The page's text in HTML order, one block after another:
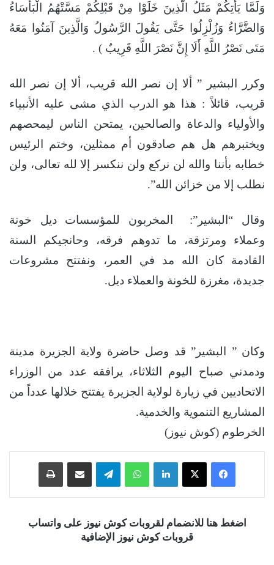
وَلَمَّا يَأْتِكُمْ مَثَلُ الَّذِينَ خَلَوْا مِنْ قَبْلِكُمْ مَسَّتْهُمُ الْبَأْسَاءُ
وَالضَّرَّاءُ وَزُلْزِلُوا حَتَّى يَقُولَ الرَّسُولُ وَالَّذِينَ آمَنُوا مَعَهُ
مَتَى نَصْرُ اللَّهِ أَلَا إِنَّ نَصْرَ اللَّهِ قَرِيبٌ ) .
وكرر البشير ” ألا إن نصر الله قريب، ألا إن نصر الله
قريب، قائلاً : هذا هو الدرب الذي مشى عليه الأنبياء
والأولياء والدعاة والصالحين، يمتحن الناس ليمحصهم
ويختبرهم هل هم صادقون أم ممثلين، وختم الرئيس
خطابه بأننا والله لن نركع ولن ننكسر إلا لله تعالى، ولن
نطلب إلا من خزائن الله”.
وقال “البشير”: المخربون للمؤسسات ديل خونة
وعملاء ومرتزقة، ما تدوهم فرقه، وحانجيكم السنة
القادمة كان الله مد في العمر، ونفتتح مشروعات
جديدة، مغرزة للخونة والعملاء ديل.
وكان ” البشير” قد وصل حاضرة ولاية الجزيرة مدينة
ودمدني صباح اليوم الثلاثاء، يرافقه عدد من الوزراء
الاتحاديين في زيارة لولاية الجزيرة يفتتح خلالها عدداً من
المشاريع التنموية والخدمية.
الخرطوم (كوش نيوز)
فيسبوك ‫X لينكدإن واتساب تيلقرام
اضغط هنا للانضمام لقروبات كوش نيوز على واتساب
قروبات كوش نيوز الإضافية